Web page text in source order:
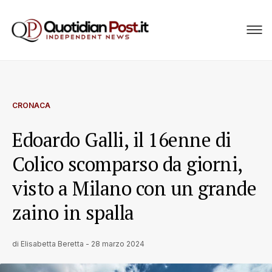
CRONACA
Edoardo Galli, il 16enne di
Colico scomparso da giorni,
visto a Milano con un grande
zaino in spalla
di Elisabetta Beretta - 28 marzo 2024